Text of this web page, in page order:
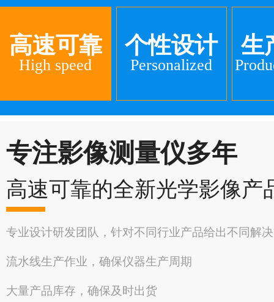
高速可靠
High speed
个性设计
Personalized
生
专注影像测量仪多年
高速可靠的全新光学影像产
专业设计研发团队，针对不同行业产品给出不同解
流水线生产作业，确保仪器生产周期
大量产品库存，确保及时出货